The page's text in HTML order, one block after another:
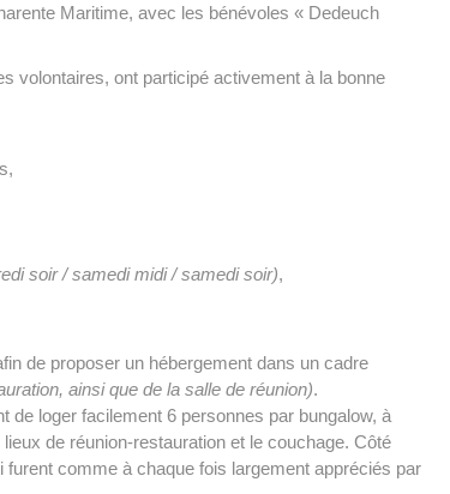
Maritime, avec les bénévoles « Dedeuch
volontaires, ont participé activement à la bonne
soir / samedi midi / samedi soir),
de proposer un hébergement dans un cadre
ainsi que de la salle de réunion).
de loger facilement 6 personnes par bungalow, à
de réunion-restauration et le couchage. Côté
comme à chaque fois largement appréciés par